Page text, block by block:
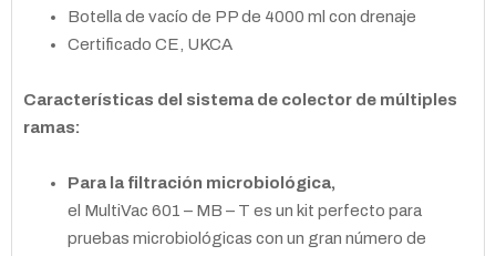
Botella de vacío de PP de 4000 ml con drenaje
Certificado CE, UKCA
Características del sistema de colector de múltiples
ramas:
Para la filtración microbiológica,
el MultiVac 601 – MB – T es un kit perfecto para
pruebas microbiológicas con un gran número de